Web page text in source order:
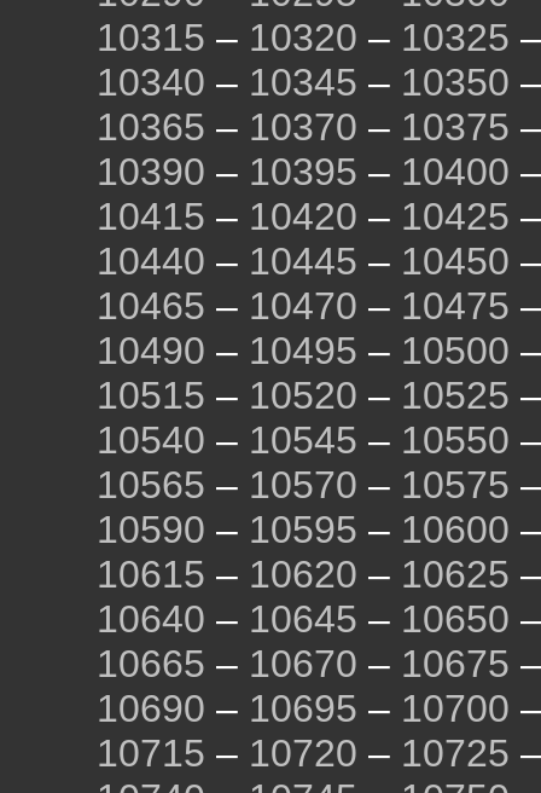
10315 – 10320 – 10325
10340 – 10345 – 10350
10365 – 10370 – 10375
10390 – 10395 – 10400
10415 – 10420 – 10425
10440 – 10445 – 10450
10465 – 10470 – 10475
10490 – 10495 – 10500
10515 – 10520 – 10525
10540 – 10545 – 10550
10565 – 10570 – 10575
10590 – 10595 – 10600
10615 – 10620 – 10625
10640 – 10645 – 10650
10665 – 10670 – 10675
10690 – 10695 – 10700
10715 – 10720 – 10725